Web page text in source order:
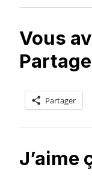
Vous
Partager
J’aime